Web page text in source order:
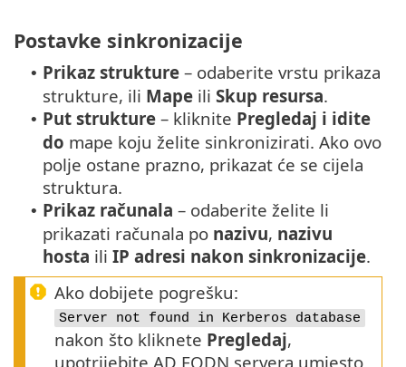
Postavke sinkronizacije
• Prikaz strukture – odaberite vrstu prikaza
strukture, ili Mape ili Skup resursa.
• Put strukture – kliknite Pregledaj i idite
do mape koju želite sinkronizirati. Ako ovo
polje ostane prazno, prikazat će se cijela
struktura.
• Prikaz računala – odaberite želite li
prikazati računala po nazivu, nazivu
hosta ili IP adresi nakon sinkronizacije.
Ako dobijete pogrešku:
Server not found in Kerberos database
nakon što kliknete Pregledaj,
upotrijebite AD FQDN servera umjesto